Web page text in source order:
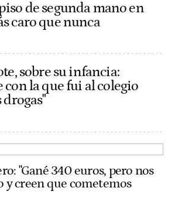
de segunda mano en
caro que nunca
sobre su infancia:
con la que fui al colegio
"Gané 340 euros, pero nos
y creen que cometemos